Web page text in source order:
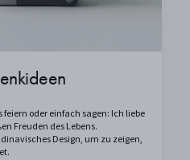
feiern oder einfach sagen: Ich liebe
Freuden des Lebens.
Design, um zu zeigen,